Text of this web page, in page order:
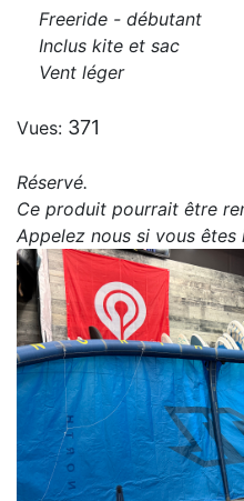
Freeride - débutant
Inclus kite et sac
Vent léger
Vues: 371
Réservé.
Ce produit pourrait être
Appelez nous si vous êtes